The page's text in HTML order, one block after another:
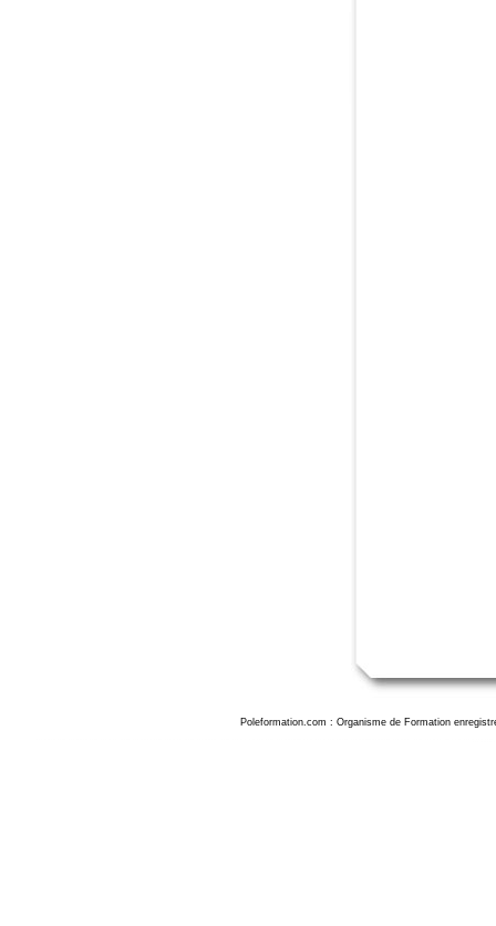
Poleformation.com : Organisme de Formation